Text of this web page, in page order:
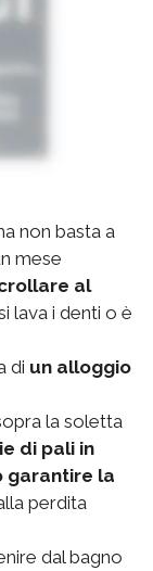
non basta a
mese
al
lava i denti o è
di un alloggio
la soletta
di pali in
garantire la
perdita
dal bagno